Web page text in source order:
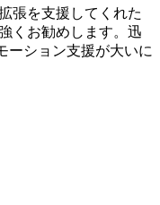
張を支援してくれた
くお勧めします。迅
ーション支援が大いに